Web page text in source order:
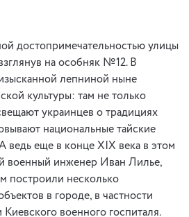
достопримечательностью улицы
на особняк №12. В
лепниной ныне
культуры: там не только
украинцев о традициях
национальные тайские
ведь еще в конце XIX века в этом
военный инженер Иван Лилье,
построили несколько
в городе, в частности
военного госпиталя.